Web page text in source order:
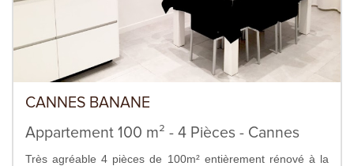
CANNES BANANE
Appartement 100 m² - 4 Pièces - Cannes
Très agréable 4 pièces de 100m² entièrement rénové à la